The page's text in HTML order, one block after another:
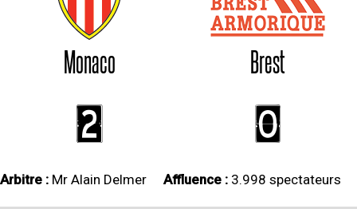
Monaco Brest
2 0
Arbitre : Mr Alain Delmer Affluence : 3.998 spectateurs